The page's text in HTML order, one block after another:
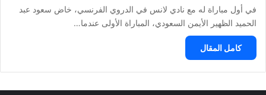
في أول مباراة له مع نادي لانس في الدروي الفرنسي، خاض سعود عبد
الحميد الظهير الأيمن السعودي، المباراة الأولى عندما…
كامل المقال